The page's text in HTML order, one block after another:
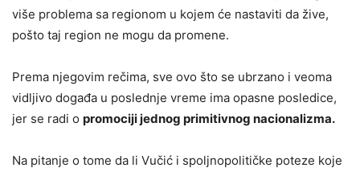
više problema sa regionom u kojem će nastaviti da žive,
pošto taj region ne mogu da promene.
Prema njegovim rečima, sve ovo što se ubrzano i veoma
vidljivo događa u poslednje vreme ima opasne posledice,
jer se radi o promociji jednog primitivnog nacionalizma.
Na pitanje o tome da li Vučić i spoljnopolitičke poteze koje